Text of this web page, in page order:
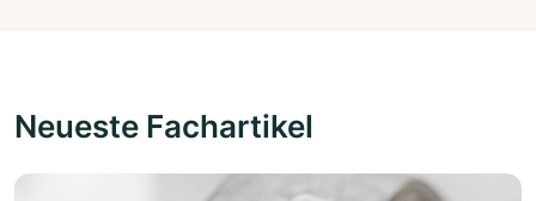
Neueste Fachartikel